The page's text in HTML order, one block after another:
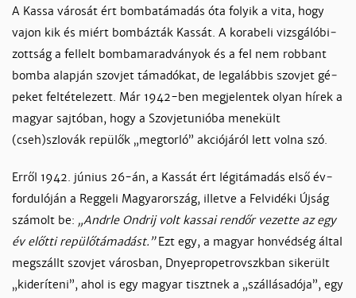
A Kas­sa vá­ro­sát ért bom­ba­tá­ma­dás óta fo­lyik a vi­ta, hogy
va­jon kik és miért bom­báz­ták Kas­sát. A ko­ra­be­li vizs­gá­ló­bi­
zott­ság a fel­lelt bom­ba­ma­rad­vá­nyok és a fel nem rob­bant
bom­ba alap­ján szov­jet tá­ma­dó­kat, de leg­alábbis szov­jet gé­
pe­ket fel­té­te­le­zett. Már 1942-ben meg­je­len­tek olyan hí­rek a
ma­gyar saj­tó­ban, hogy a Szov­jetunió­ba me­ne­kült
(cseh)szlo­vák re­pü­lők „meg­tor­ló” ak­ció­já­ról lett vol­na szó.
Er­ről 1942. jú­nius 26-án, a Kas­sát ért lé­gi­tá­ma­dás el­ső év­
for­du­ló­ján a Reg­ge­li Ma­gyaror­szág, il­let­ve a Fel­vi­dé­ki Új­ság
szá­molt be: „Andr­le Ond­rij volt kas­sai rend­őr ve­zet­te az egy
év előt­ti re­pü­lő­tá­ma­dást.”Ezt egy, a ma­gyar hon­véd­ség ál­tal
meg­szállt szov­jet vá­ros­ban, Dnyep­ro­pet­rovszk­ban si­ke­rült
„ki­de­rí­te­ni”, ahol is egy ma­gyar tiszt­nek a „szál­lás­adó­ja”, egy